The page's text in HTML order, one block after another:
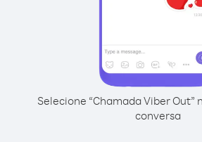
Selecione “Chamada Viber Out”
conversa